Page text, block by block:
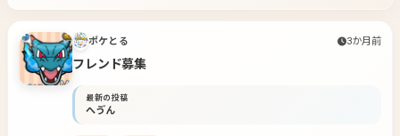
ポケとる 3か月前
フレンド募集
最新の投稿
へゔん